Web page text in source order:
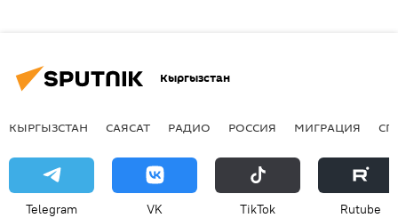
Кыргызстан
КЫРГЫЗСТАН САЯСАТ РАДИО РОССИЯ МИГРАЦИЯ
Telegram VK ТikТоk Rutube